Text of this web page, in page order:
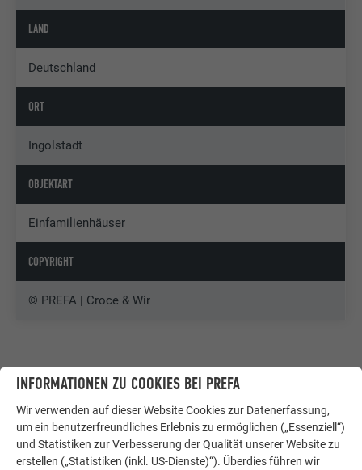
LAND
Deutschland
ORT
Ingolstadt
OBJEKTART
Einfamilienhäuser
COPYRIGHT
© PREFA | Croce & Wir
INFORMATIONEN ZU COOKIES BEI PREFA
Wir verwenden auf dieser Website Cookies zur Datenerfassung,
um ein benutzerfreundliches Erlebnis zu ermöglichen („Essenziell“)
und Statistiken zur Verbesserung der Qualität unserer Website zu
erstellen („Statistiken (inkl. US-Dienste)“). Überdies führen wir